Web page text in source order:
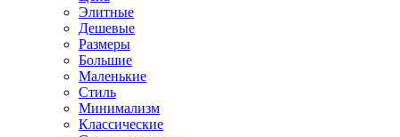
Элитные
Дешевые
Размеры
Большие
Маленькие
Стиль
Минимализм
Классические